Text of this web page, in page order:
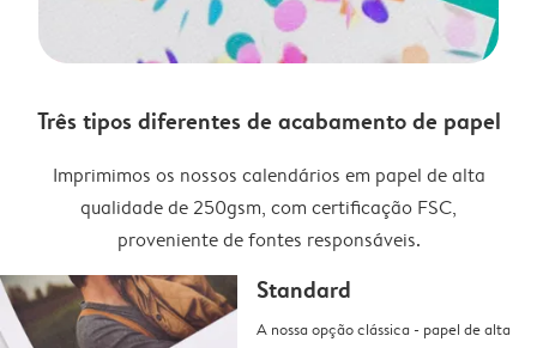
Três tipos diferentes de acabamento de papel
Imprimimos os nossos calendários em papel de alta
qualidade de 250gsm, com certificação FSC,
proveniente de fontes responsáveis.
Standard
A nossa opção clássica - papel de alta